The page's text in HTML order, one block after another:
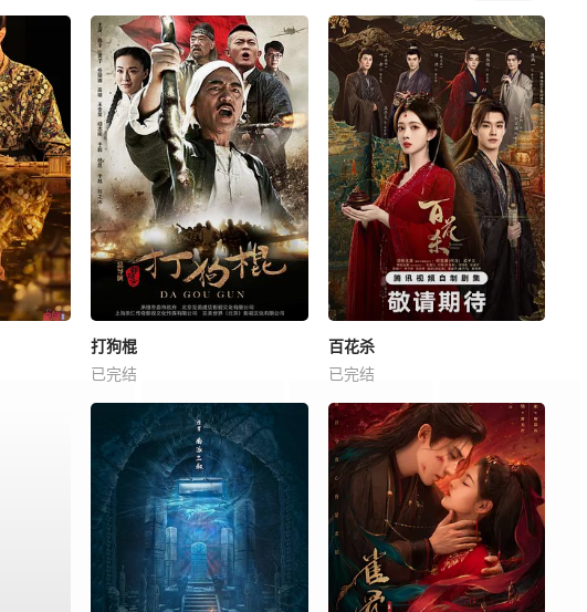
打狗棍
已完结
百花杀
已完结